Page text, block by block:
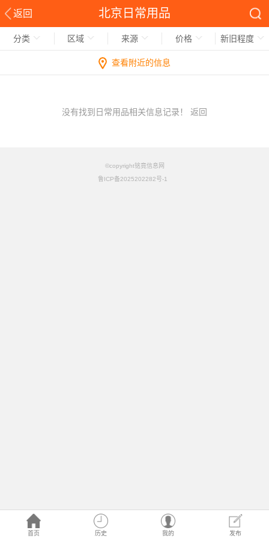
返回 北京日常用品
首页 历史 我的 发布
分类 区域 来源 价格 新旧程度
查看附近的信息
没有找到日常用品相关信息记录！ 返回
©copyright铭竟信息网
鲁ICP备2025202282号-1